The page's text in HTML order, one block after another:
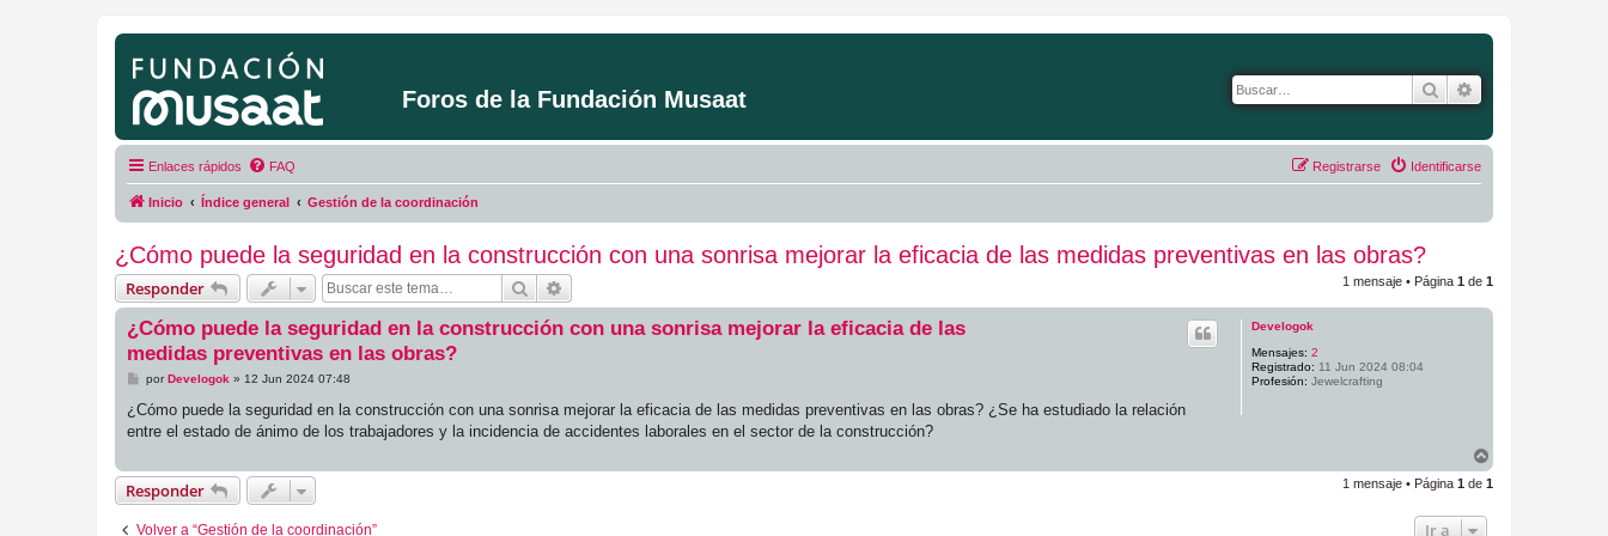
Foros de la Fundación Musaat Buscar
Enlaces rápidos FAQ Identificarse
Registrarse
Inicio Índice general Gestión de la coordinación
¿Cómo puede la seguridad en la construcción con una sonrisa mejorar la eficacia de las medidas preventivas en las obras?
Responder Buscar 1 mensaje • Página 1 de 1
Develogok
Mensajes: 2
Registrado: 11 Jun 2024 08:04
Profesión: Jewelcrafting
¿Cómo puede la seguridad en la construcción con una sonrisa mejorar la eficacia de las
medidas preventivas en las obras?
M
n
a
porDevelogok » 12 Jun 2024 07:48
¿Cómo puede la seguridad en la construcción con una sonrisa mejorar la eficacia de las medidas preventivas en las obras? ¿Se ha estudiado la relación
entre el estado de ánimo de los trabajadores y la incidencia de accidentes laborales en el sector de la construcción?
r
r
Responder 1 mensaje • Página 1 de 1
Volver a “Gestión de la coordinación” Ir a